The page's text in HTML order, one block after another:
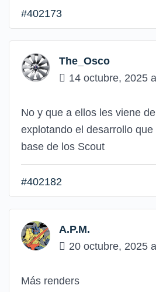
#402173
The_Osco
14 octubre, 2025
No y que a ellos les viene
explotando el desarrollo
base de los Scout
#402182
A.P.M.
20 octubre, 2025
Más renders